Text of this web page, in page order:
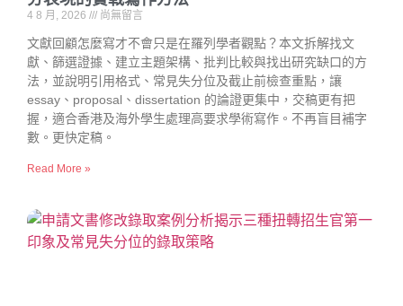
4 8 月, 2026 尚無留言
文獻回顧怎麼寫才不會只是在羅列學者觀點？本文拆解找文
獻、篩選證據、建立主題架構、批判比較與找出研究缺口的方
法，並說明引用格式、常見失分位及截止前檢查重點，讓
essay、proposal、dissertation 的論證更集中，交稿更有把
握，適合香港及海外學生處理高要求學術寫作。不再盲目補字
數。更快定稿。
Read More »